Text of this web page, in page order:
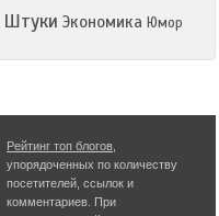
Штуки Экономика Юмор
Рейтинг топ блогов
упорядоченных по количеству
посетителей, ссылок и
комментариев. При